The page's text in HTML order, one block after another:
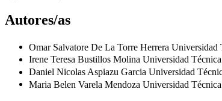
Autores/as
Omar Salvatore De La Torre Herrera Universidad
Irene Teresa Bustillos Molina Universidad
Daniel Nicolas Aspiazu Garcia Universidad
Maria Belen Varela Mendoza Universidad